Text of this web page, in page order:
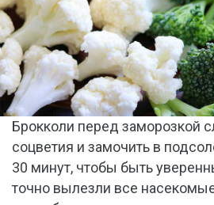
Брокколи перед заморозкой
соцветия и замочить в
30 минут, чтобы быть
точно вылезли все